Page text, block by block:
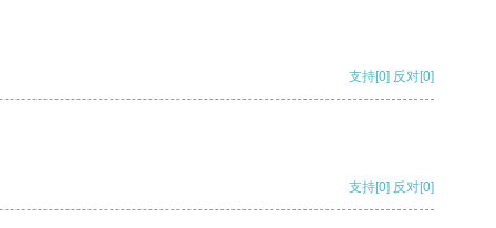
支持[0] 反对[0]
支持[0] 反对[0]